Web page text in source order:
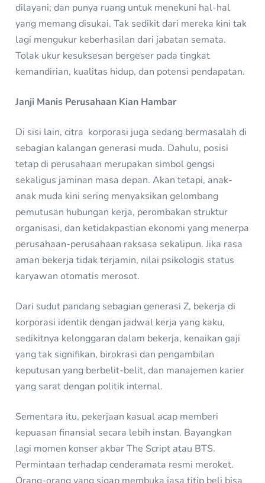
dilayani; dan punya ruang untuk menekuni hal-hal
yang memang disukai. Tak sedikit dari mereka kini tak
lagi mengukur keberhasilan dari jabatan semata.
Tolak ukur kesuksesan bergeser pada tingkat
kemandirian, kualitas hidup, dan potensi pendapatan.
Janji Manis Perusahaan Kian Hambar
Di sisi lain, citra korporasi juga sedang bermasalah di
sebagian kalangan generasi muda. Dahulu, posisi
tetap di perusahaan merupakan simbol gengsi
sekaligus jaminan masa depan. Akan tetapi, anak-
anak muda kini sering menyaksikan gelombang
pemutusan hubungan kerja, perombakan struktur
organisasi, dan ketidakpastian ekonomi yang menerpa
perusahaan-perusahaan raksasa sekalipun. Jika rasa
aman bekerja tidak terjamin, nilai psikologis status
karyawan otomatis merosot.
Dari sudut pandang sebagian generasi Z, bekerja di
korporasi identik dengan jadwal kerja yang kaku,
sedikitnya kelonggaran dalam bekerja, kenaikan gaji
yang tak signifikan, birokrasi dan pengambilan
keputusan yang berbelit-belit, dan manajemen karier
yang sarat dengan politik internal.
Sementara itu, pekerjaan kasual acap memberi
kepuasan finansial secara lebih instan. Bayangkan
lagi momen konser akbar The Script atau BTS.
Permintaan terhadap cenderamata resmi meroket.